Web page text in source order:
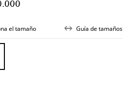
el tamaño Guía de tamaños